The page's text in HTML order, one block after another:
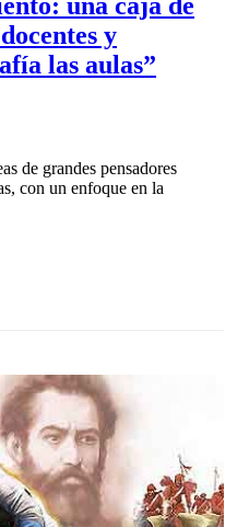
una caja de
y
las aulas”
de grandes pensadores
con un enfoque en la